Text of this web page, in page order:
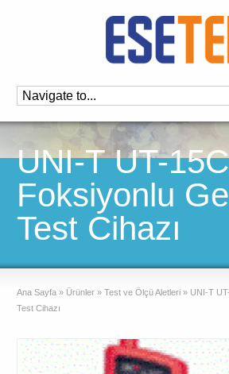
UNI-T UT-
Foksiyonlu
Test Cihazı
Ana Sayfa » Ürünler » Test ve Ölçü Aletleri » UNI-T
Test Cihazı